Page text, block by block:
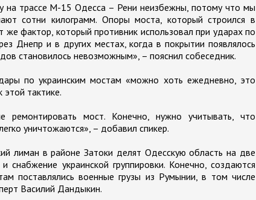
трассе М-15 Одесса – Рени неизбежны, потому что мы
сотни килограмм. Опоры моста, который строился в
фактор, который противник использовал при ударах по
Днепр и в других местах, когда в покрытии появлялось
становилось невозможным», – пояснил собеседник.
по украинским мостам «можно хоть ежедневно, это
тактике.
мост. Конечно, нужно учитывать, что
уничтожаются», – добавил спикер.
лиман в районе Затоки делят Одесскую область на две
украинской группировки. Конечно, создаются
поставлялись военные грузы из Румынии, в том числе
Василий Дандыкин.